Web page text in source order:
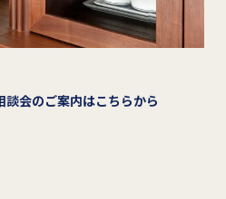
会のご案内はこちらから